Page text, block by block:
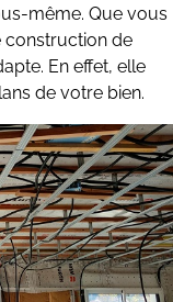
même. Que vous
construction de
En effet, elle
de votre bien.